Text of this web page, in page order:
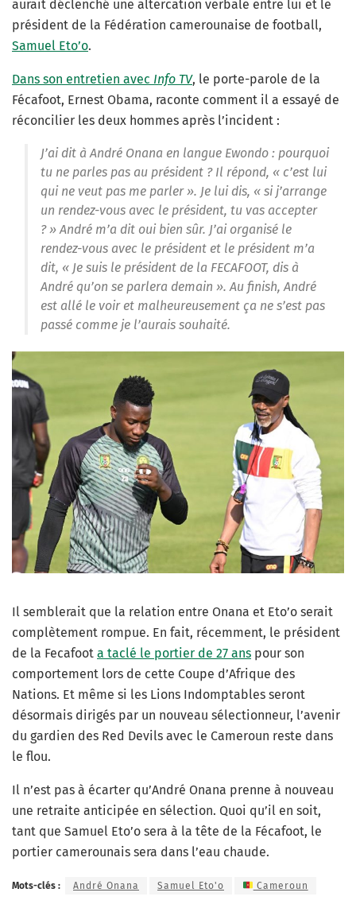
aurait déclenché une altercation verbale entre lui et le
président de la Fédération camerounaise de football,
Samuel Eto’o.
Dans son entretien avec Info TV, le porte-parole de la
Fécafoot, Ernest Obama, raconte comment il a essayé de
réconcilier les deux hommes après l’incident :
J’ai dit à André Onana en langue Ewondo : pourquoi
tu ne parles pas au président ? Il répond, « c’est lui
qui ne veut pas me parler ». Je lui dis, « si j’arrange
un rendez-vous avec le président, tu vas accepter
? » André m’a dit oui bien sûr. J’ai organisé le
rendez-vous avec le président et le président m’a
dit, « Je suis le président de la FECAFOOT, dis à
André qu’on se parlera demain ». Au finish, André
est allé le voir et malheureusement ça ne s’est pas
passé comme je l’aurais souhaité.
Il semblerait que la relation entre Onana et Eto’o serait
complètement rompue. En fait, récemment, le président
de la Fecafoot a taclé le portier de 27 ans pour son
comportement lors de cette Coupe d’Afrique des
Nations. Et même si les Lions Indomptables seront
désormais dirigés par un nouveau sélectionneur, l’avenir
du gardien des Red Devils avec le Cameroun reste dans
le flou.
Il n’est pas à écarter qu’André Onana prenne à nouveau
une retraite anticipée en sélection. Quoi qu’il en soit,
tant que Samuel Eto’o sera à la tête de la Fécafoot, le
portier camerounais sera dans l’eau chaude.
Mots-clés : André Onana Samuel Eto'o Cameroun